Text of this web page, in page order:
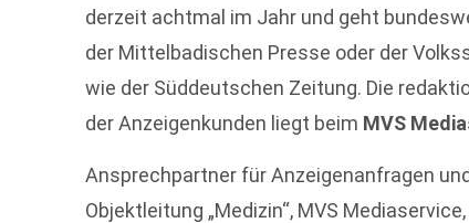
derzeit achtmal im Jahr und geht
der Mittelbadischen Presse oder der
wie der Süddeutschen Zeitung. Die
der Anzeigenkunden liegt beim MVS
Ansprechpartner für Anzeigenanfragen
Objektleitung „Medizin“, MVS